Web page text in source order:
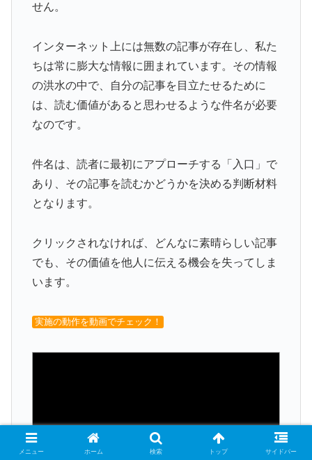
せん。
インターネット上には無数の記事が存在し、私た
ちは常に膨大な情報に囲まれています。その情報
の洪水の中で、自分の記事を目立たせるために
は、読む価値があると思わせるような件名が必要
なのです。
件名は、読者に最初にアプローチする「入口」で
あり、その記事を読むかどうかを決める判断材料
となります。
クリックされなければ、どんなに素晴らしい記事
でも、その価値を他人に伝える機会を失ってしま
います。
実施の動作を動画でチェック！
メニュー ホーム 検索 トップ サイドバー